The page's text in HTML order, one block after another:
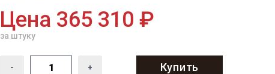
Цена 365 310 ₽
за штуку
- + Купить